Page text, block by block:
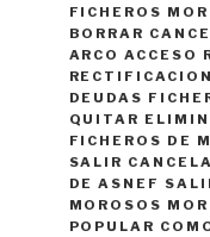
FICHEROS
BORRAR
ARCO ACCESO
DEUDAS
QUITAR
FICHEROS DE
SALIR
DE ASNEF
MOROSOS
POPULAR